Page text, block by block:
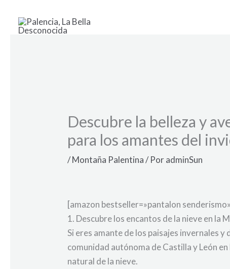
contenido
Descubre la belleza y
para los amantes del
/Montaña Palentina/ PoradminSun
[amazon bestseller=»pantalon
1. Descubre los encantos de la nieve en la
Si eres amante de los paisajes invernales
comunidad autónoma de Castilla y León
natural de la nieve.